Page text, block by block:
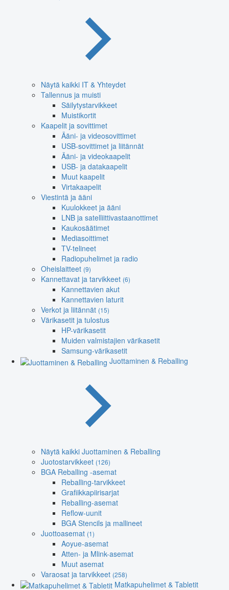
Näytä kaikki IT & Yhteydet
Tallennus ja muisti
Säilytystarvikkeet
Muistikortit
Kaapelit ja sovittimet
Ääni- ja videosovittimet
USB-sovittimet ja liitännät
Ääni- ja videokaapelit
USB- ja datakaapelit
Muut kaapelit
Virtakaapelit
Viestintä ja ääni
Kuulokkeet ja ääni
LNB ja satelliittivastaanottimet
Kaukosäätimet
Mediasoittimet
TV-telineet
Radiopuhelimet ja radio
Oheislaitteet (9)
Kannettavat ja tarvikkeet (6)
Kannettavien akut
Kannettavien laturit
Verkot ja liitännät (15)
Värikasetit ja tulostus
HP-värikasetit
Muiden valmistajien värikasetit
Samsung-värikasetit
Juottaminen & Reballing
Näytä kaikki Juottaminen & Reballing
Juotostarvikkeet (126)
BGA Reballing -asemat
Reballing-tarvikkeet
Grafiikkapiirisarjat
Reballing-asemat
Reflow-uunit
BGA Stencils ja mallineet
Juottoasemat (1)
Aoyue-asemat
Atten- ja Mlink-asemat
Muut asemat
Varaosat ja tarvikkeet (258)
Matkapuhelimet & Tabletit